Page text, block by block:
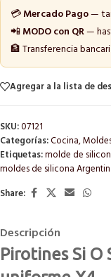
💳Mercado Pago—
📲MODO con QR—
🏦 Transferencia
Agregar a la lista de
SKU:07121
Categorías:Cocina,
Etiquetas:molde de
moldes de silicona
Share:
Descripción
Pirotines Si O